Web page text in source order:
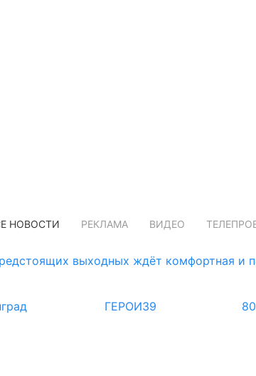
НОВОСТИ РЕКЛАМА ВИДЕО
выходных ждёт комфортная и
ГЕРОИ39